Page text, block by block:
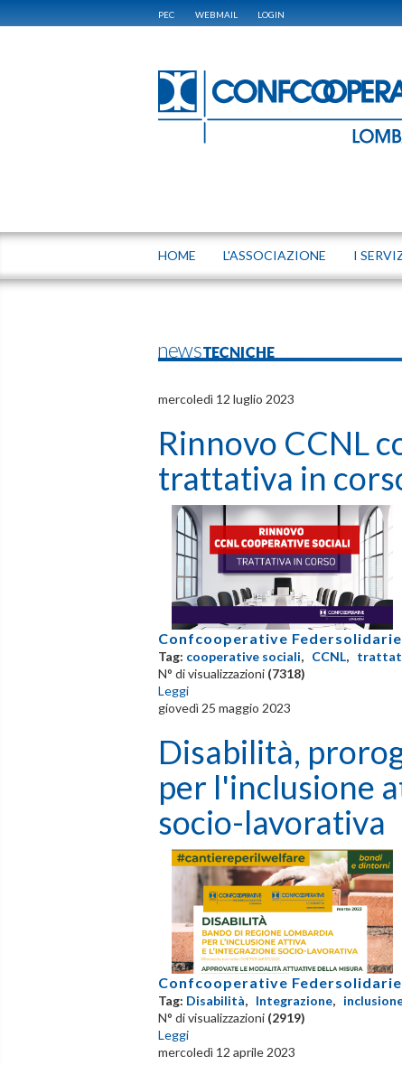
PEC WEBMAIL LOGIN
HOME L'ASSOCIAZIONE I
newsTECNICHE
mercoledì 12 luglio 2023
Rinnovo CCNL
trattativa in
Confcooperative
Tag: cooperative sociali, CCNL,
N° di visualizzazioni (7318)
Leggi
giovedì 25 maggio 2023
Disabilità,
per l'inclusione
socio-lavorativa
Confcooperative
Tag: Disabilità, Integrazione,
N° di visualizzazioni (2919)
Leggi
mercoledì 12 aprile 2023